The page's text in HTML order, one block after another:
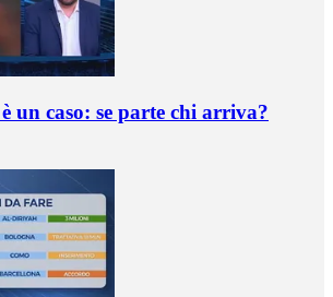
un caso: se parte chi arriva?